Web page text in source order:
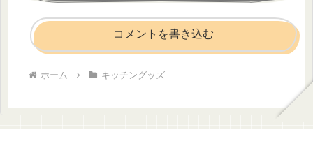
コメントを書き込む
ホーム キッチングッズ